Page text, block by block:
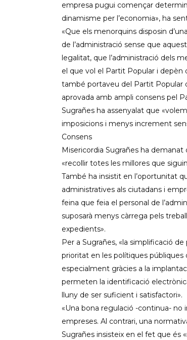
empresa pugui començar
dinamisme per l’economia», ha
«Que els menorquins disposin
de l’administració sense que
legalitat, que l’administració dels
el que vol el Partit Popular i depèn
també portaveu del Partit Popular
aprovada amb ampli consens pel
Sugrañes ha assenyalat que
imposicions i menys increment
Consens
Misericordia Sugrañes ha
«recollir totes les millores que
També ha insistit en l’oportunitat
administratives als ciutadans i
feina que feia el personal de
suposarà menys càrrega pels
expedients».
Per a Sugrañes, «la simplificació
prioritat en les polítiques públiques
especialment gràcies a la
permeten la identificació
lluny de ser suficient i satisfactori».
«Una bona regulació -continua- no
empreses. Al contrari, una
Sugrañes insisteix en el fet que és